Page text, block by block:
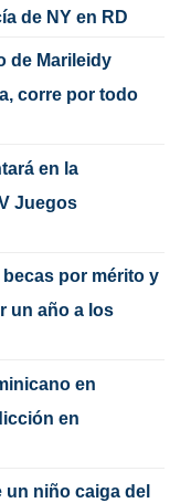
de NY en RD
de Marileidy
corre por todo
en la
Juegos
por mérito y
un año a los
en
en
niño caiga del